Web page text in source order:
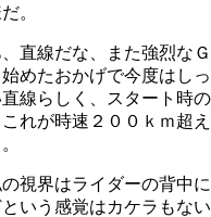
。
直線だな、また強烈なＧ
めたおかげで今度はしっ
線らしく、スタート時の
れが時速２００ｋｍ超え
視界はライダーの背中に
いう感覚はカケラもない